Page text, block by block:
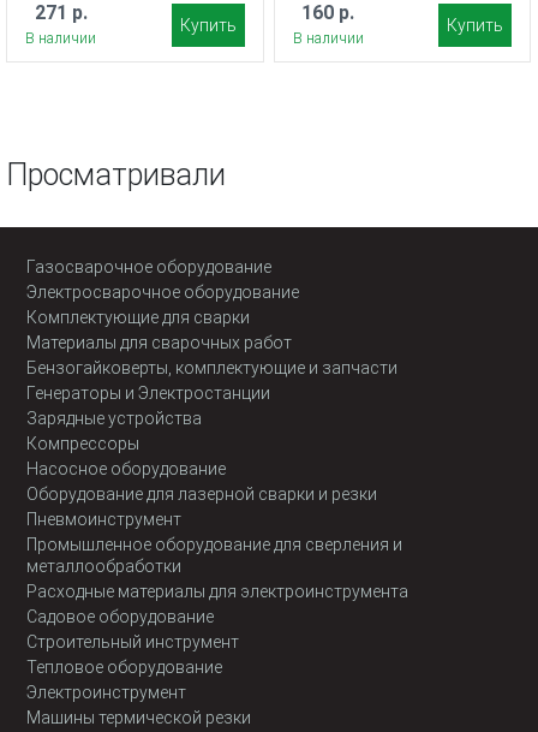
271 р.
В наличии
Купить
160 р.
В наличии
Купить
Просматривали
Газосварочное оборудование
Электросварочное оборудование
Комплектующие для сварки
Материалы для сварочных работ
Бензогайковерты, комплектующие и запчасти
Генераторы и Электростанции
Зарядные устройства
Компрессоры
Насосное оборудование
Оборудование для лазерной сварки и резки
Пневмоинструмент
Промышленное оборудование для сверления и
металлообработки
Расходные материалы для электроинструмента
Садовое оборудование
Строительный инструмент
Тепловое оборудование
Электроинструмент
Машины термической резки